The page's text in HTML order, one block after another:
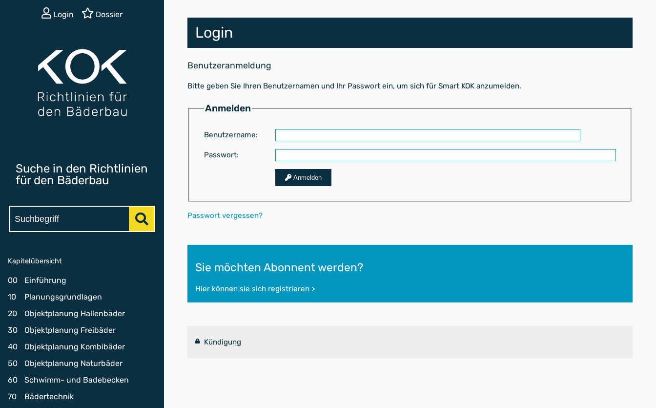
Login Dossier
Suche in den Richtlinien
für den Bäderbau
Kapitelübersicht
00
Einführung
10
Planungsgrundlagen
20
Objektplanung Hallenbäder
30
Objektplanung Freibäder
40
Objektplanung Kombibäder
50
Objektplanung Naturbäder
60
Schwimm- und Badebecken
70
Bädertechnik
Login
Benutzeranmeldung
Bitte geben Sie Ihren Benutzernamen und Ihr Passwort ein, um sich für Smart KOK anzumelden.
Anmelden
Benutzername:
Passwort:
Anmelden
Passwort vergessen?
Sie möchten Abonnent werden?
Hier können sie sich registrieren >
Kündigung